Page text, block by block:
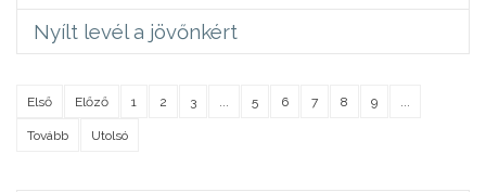
Nyílt levél a jövőnkért
Első Előző 1 2 3 5 6 7 8 9
Tovább Utolsó